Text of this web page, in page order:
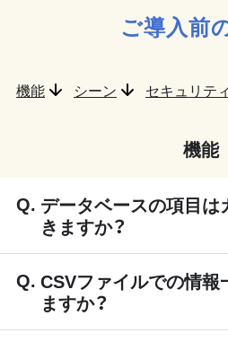
ご導入前
機能 シーン セキュリティ
機能
データベースの項目は
きますか？
CSVファイルでの情報
ますか？